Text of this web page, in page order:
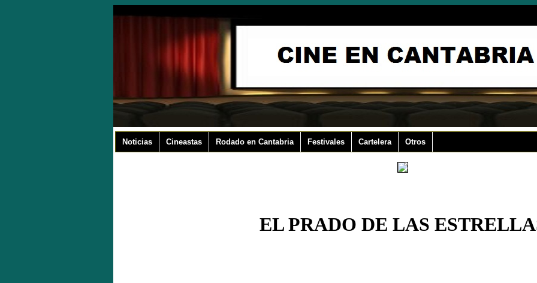
Noticias Cineastas Rodado en Cantabria Festivales Cartelera Otros
EL PRADO DE LAS